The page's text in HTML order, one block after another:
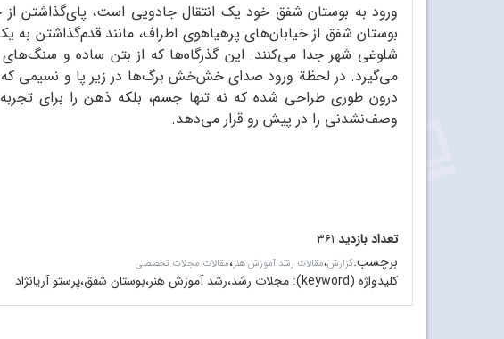
ورود به بوستان شفق خود یک انتقال جادویی است، پای‌گذاشتن
بوستان شفق از خیابان‌های پرهیاهوی اطراف، مانند قدم‌گذاشتن به
شلوغی شهر جدا می‌کنند. این گذرگاه‌ها که از بتن ساده و
می‌گیرد. در لحظة ورود صدای خش‌خش برگ‌ها در زیر پا و نسیمی که از
درون طوری طراحی شده که نه تنها جسم، بلکه ذهن را برای تجربه
وصف‌نشدنی را در پیش رو قرار می‌دهد.
تعداد بازدید ۳۶۱
برچسب:گزارش،مقالات رشد آموزش هنر،مقالات مجلات تخصصی
کلیدواژه (keyword): مجلات رشد،رشد آموزش هنر،بوستان شفق،پرستو آریانژاد